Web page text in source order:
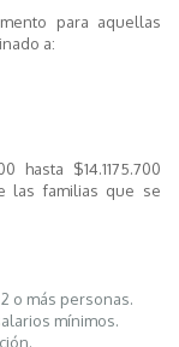
para aquellas
a:
hasta $14.1175.700
las familias que se
o más personas.
mínimos.